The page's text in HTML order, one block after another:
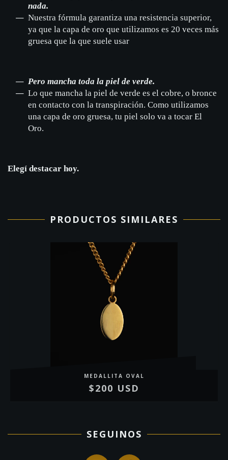
nada.
Nuestra fórmula garantiza una resistencia superior,
ya que la capa de oro que utilizamos es 20 veces más
gruesa que la que suele usar
Pero mancha toda la piel de verde.
Lo que mancha la piel de verde es el cobre, o bronce
en contacto con la transpiración. Como utilizamos
una capa de oro gruesa, tu piel solo va a tocar El
Oro.
Elegí destacar hoy.
PRODUCTOS SIMILARES
MEDALLITA OVAL
$200 USD
SEGUINOS